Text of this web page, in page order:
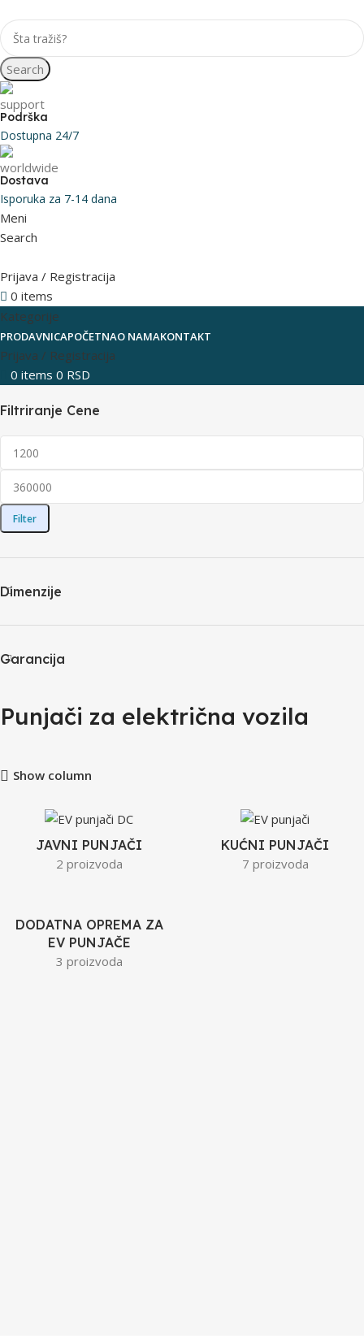
Search
Podrška
Dostupna 24/7
Dostava
Isporuka za 7-14 dana
Meni
Search
Prijava / Registracija
0 items
Kategorije
PRODAVNICAPOČETNAO NAMAKONTAKT
Prijava / Registracija
0 items 0 RSD
Filtriranje Cene
Filter
Dimenzije
Garancija
Punjači za električna vozila
Show column
JAVNI PUNJAČI
2 proizvoda
KUĆNI PUNJAČI
7 proizvoda
DODATNA OPREMA ZA
EV PUNJAČE
3 proizvoda